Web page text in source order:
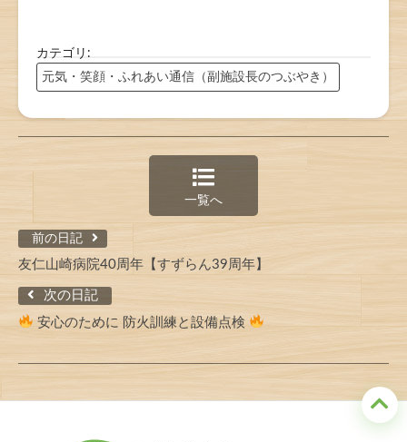
カテゴリ:
元気・笑顔・ふれあい通信（副施設長のつぶやき）
一覧へ
次の日記
安心のために 防火訓練と設備点検
前の日記
友仁山崎病院40周年【すずらん39周年】